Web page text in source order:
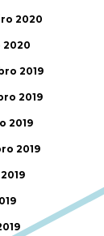
2020
2020
2019
2019
2019
2019